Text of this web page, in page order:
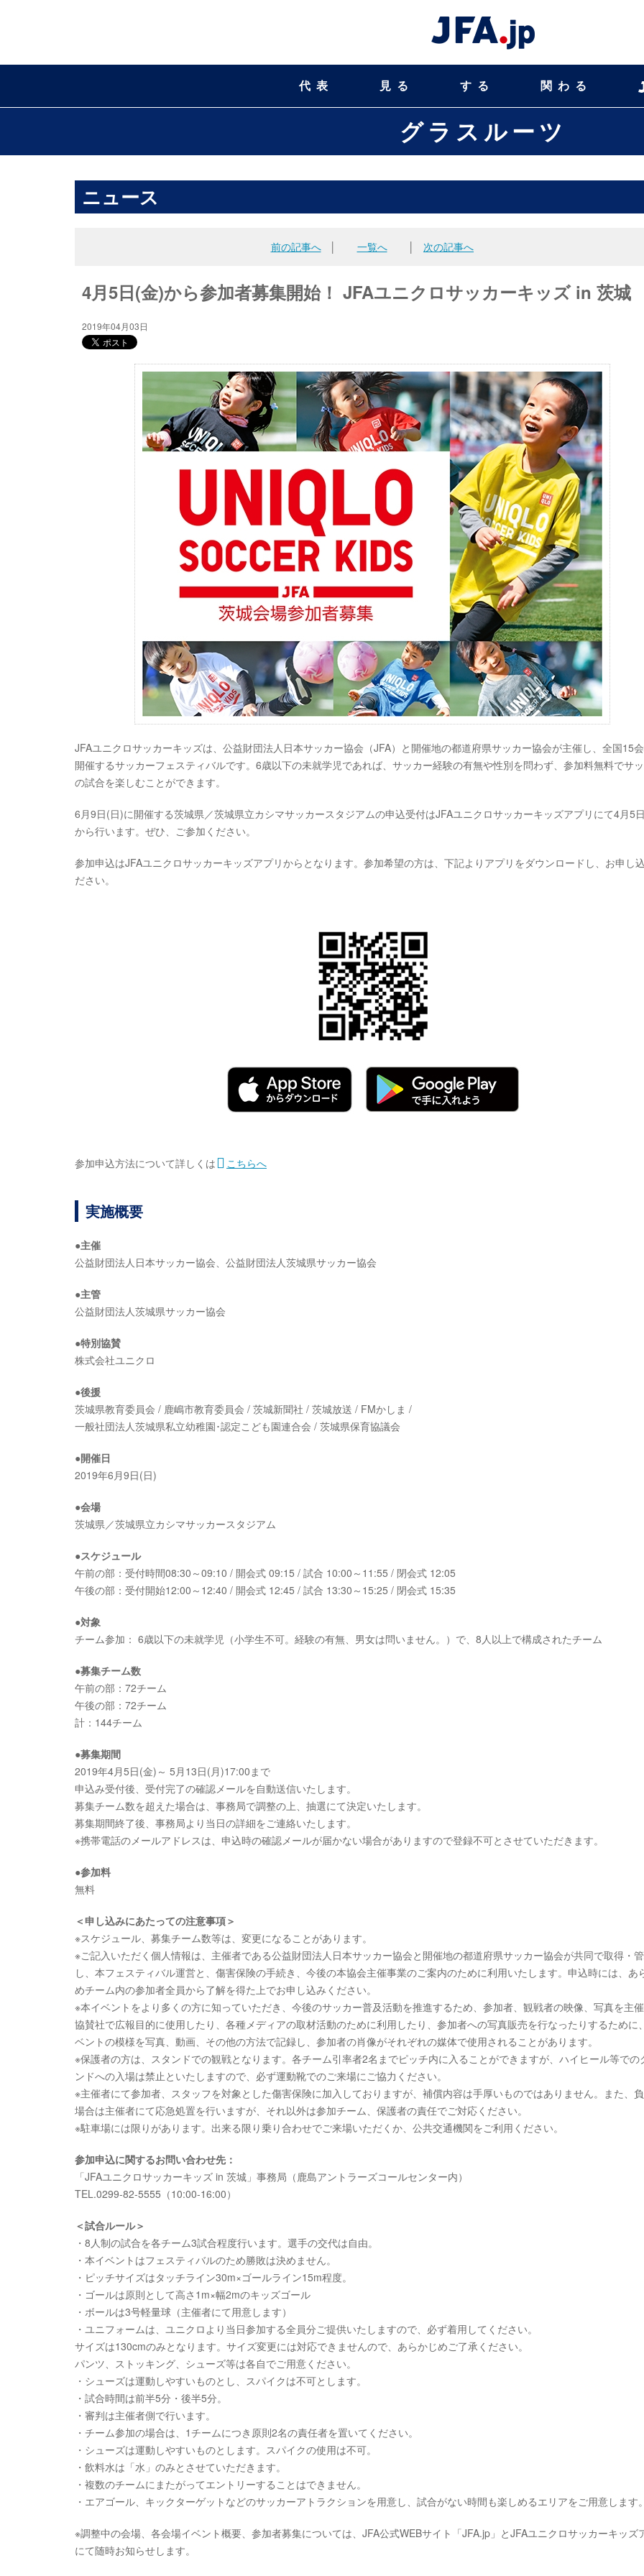
代表 見る する 関わる
グラスルーツ
ニュース
前の記事へ│ 一覧へ 次の記事へ
4月5日(金)から参加者募集開始！ JFAユニクロサッカーキッズ in 茨城
2019年04月03日
JFAユニクロサッカーキッズは、公益財団法人日本サッカー協会（JFA）と開催地の都道府県サッカー協会が主催し、全国15
開催するサッカーフェスティバルです。6歳以下の未就学児であれば、サッカー経験の有無や性別を問わず、参加料無料でサ
の試合を楽しむことができます。
6月9日(日)に開催する茨城県／茨城県立カシマサッカースタジアムの申込受付はJFAユニクロサッカーキッズアプリにて4月5
から行います。ぜひ、ご参加ください。
参加申込はJFAユニクロサッカーキッズアプリからとなります。参加希望の方は、下記よりアプリをダウンロードし、お申し
ださい。
参加申込方法について詳しくは こちらへ
実施概要
●主催
公益財団法人日本サッカー協会、公益財団法人茨城県サッカー協会
●主管
公益財団法人茨城県サッカー協会
●特別協賛
株式会社ユニクロ
●後援
茨城県教育委員会 / 鹿嶋市教育委員会 / 茨城新聞社 / 茨城放送 / FMかしま /
一般社団法人茨城県私立幼稚園･認定こども園連合会 / 茨城県保育協議会
●開催日
2019年6月9日(日)
●会場
茨城県／茨城県立カシマサッカースタジアム
●スケジュール
午前の部：受付時間08:30～09:10 / 開会式 09:15 / 試合 10:00～11:55 / 閉会式 12:05
午後の部：受付開始12:00～12:40 / 開会式 12:45 / 試合 13:30～15:25 / 閉会式 15:35
●対象
チーム参加： 6歳以下の未就学児（小学生不可。経験の有無、男女は問いません。）で、8人以上で構成されたチーム
●募集チーム数
午前の部：72チーム
午後の部：72チーム
計：144チーム
●募集期間
2019年4月5日(金)～ 5月13日(月)17:00まで
申込み受付後、受付完了の確認メールを自動送信いたします。
募集チーム数を超えた場合は、事務局で調整の上、抽選にて決定いたします。
募集期間終了後、事務局より当日の詳細をご連絡いたします。
※携帯電話のメールアドレスは、申込時の確認メールが届かない場合がありますので登録不可とさせていただきます。
●参加料
無料
＜申し込みにあたっての注意事項＞
※スケジュール、募集チーム数等は、変更になることがあります。
※ご記入いただく個人情報は、主催者である公益財団法人日本サッカー協会と開催地の都道府県サッカー協会が共同で取得・
し、本フェスティバル運営と、傷害保険の手続き、今後の本協会主催事業のご案内のために利用いたします。申込時には、あ
めチーム内の参加者全員から了解を得た上でお申し込みください。
※本イベントをより多くの方に知っていただき、今後のサッカー普及活動を推進するため、参加者、観戦者の映像、写真を主催
協賛社で広報目的に使用したり、各種メディアの取材活動のために利用したり、参加者への写真販売を行なったりするために
ベントの模様を写真、動画、その他の方法で記録し、参加者の肖像がそれぞれの媒体で使用されることがあります。
※保護者の方は、スタンドでの観戦となります。各チーム引率者2名までピッチ内に入ることができますが、ハイヒール等での
ンドへの入場は禁止といたしますので、必ず運動靴でのご来場にご協力ください。
※主催者にて参加者、スタッフを対象とした傷害保険に加入しておりますが、補償内容は手厚いものではありません。また、
場合は主催者にて応急処置を行いますが、それ以外は参加チーム、保護者の責任でご対応ください。
※駐車場には限りがあります。出来る限り乗り合わせでご来場いただくか、公共交通機関をご利用ください。
参加申込に関するお問い合わせ先：
「JFAユニクロサッカーキッズ in 茨城」事務局（鹿島アントラーズコールセンター内）
TEL.0299-82-5555（10:00-16:00）
＜試合ルール＞
・8人制の試合を各チーム3試合程度行います。選手の交代は自由。
・本イベントはフェスティバルのため勝敗は決めません。
・ピッチサイズはタッチライン30m×ゴールライン15m程度。
・ゴールは原則として高さ1m×幅2mのキッズゴール
・ボールは3号軽量球（主催者にて用意します）
・ユニフォームは、ユニクロより当日参加する全員分ご提供いたしますので、必ず着用してください。
サイズは130cmのみとなります。サイズ変更には対応できませんので、あらかじめご了承ください。
パンツ、ストッキング、シューズ等は各自でご用意ください。
・シューズは運動しやすいものとし、スパイクは不可とします。
・試合時間は前半5分・後半5分。
・審判は主催者側で行います。
・チーム参加の場合は、1チームにつき原則2名の責任者を置いてください。
・シューズは運動しやすいものとします。スパイクの使用は不可。
・飲料水は「水」のみとさせていただきます。
・複数のチームにまたがってエントリーすることはできません。
・エアゴール、キックターゲットなどのサッカーアトラクションを用意し、試合がない時間も楽しめるエリアをご用意します。
※調整中の会場、各会場イベント概要、参加者募集については、JFA公式WEBサイト「JFA.jp」とJFAユニクロサッカーキッズ
にて随時お知らせします。